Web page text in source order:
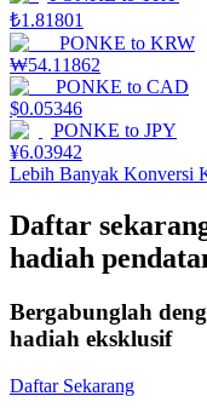
Launchpool
₺1.81801
PONKE to KRW
₩54.11862
PONKE to CAD
$0.05346
PONKE to JPY
¥6.03942
Lebih Banyak Konversi
Daftar
hadiah
Bergabunglah
hadiah eksklusif
Daftar Sekarang